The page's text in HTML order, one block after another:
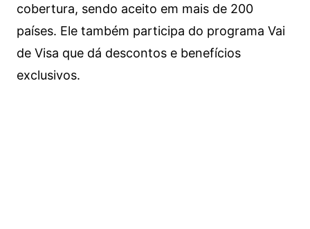
cobertura, sendo aceito em mais de 200
países. Ele também participa do programa Vai
de Visa que dá descontos e benefícios
exclusivos.